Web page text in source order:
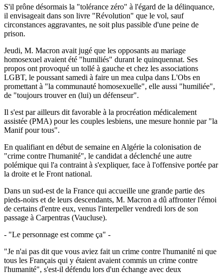
S'il prône désormais la "tolérance zéro" à l'égard de la délinquance,
il envisageait dans son livre "Révolution" que le vol, sauf
circonstances aggravantes, ne soit plus passible d'une peine de
prison.
Jeudi, M. Macron avait jugé que les opposants au mariage
homosexuel avaient été "humiliés" durant le quinquennat. Ses
propos ont provoqué un tollé à gauche et chez les associations
LGBT, le poussant samedi à faire un mea culpa dans L'Obs en
promettant à "la communauté homosexuelle", elle aussi "humiliée",
de "toujours trouver en (lui) un défenseur".
Il s'est par ailleurs dit favorable à la procréation médicalement
assistée (PMA) pour les couples lesbiens, une mesure honnie par "la
Manif pour tous".
En qualifiant en début de semaine en Algérie la colonisation de
"crime contre l'humanité", le candidat a déclenché une autre
polémique qui l'a contraint à s'expliquer, face à l'offensive portée par
la droite et le Front national.
Dans un sud-est de la France qui accueille une grande partie des
pieds-noirs et de leurs descendants, M. Macron a dû affronter l'émoi
de certains d'entre eux, venus l'interpeller vendredi lors de son
passage à Carpentras (Vaucluse).
- "Le personnage est comme ça" -
"Je n'ai pas dit que vous aviez fait un crime contre l'humanité ni que
tous les Français qui y étaient avaient commis un crime contre
l'humanité", s'est-il défendu lors d'un échange avec deux